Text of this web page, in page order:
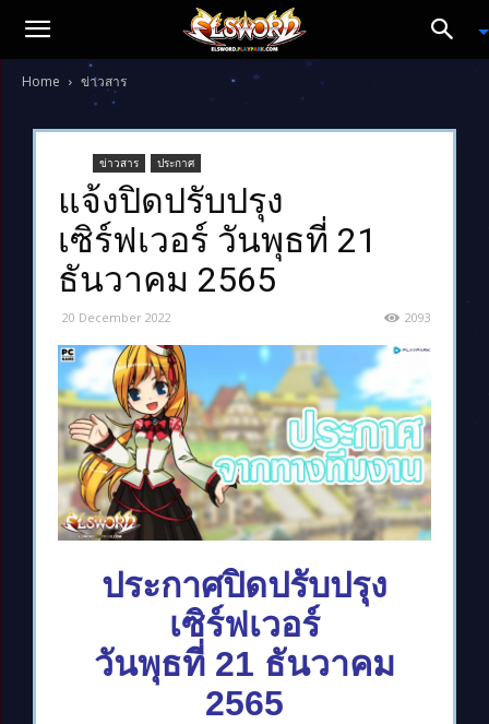
Home ข่าวสาร
ข่าวสาร ประกาศ
แจ้งปิดปรับปรุง
เซิร์ฟเวอร์ วันพุธที่ 21
ธันวาคม 2565
20 December 2022 2093
ประกาศปิดปรับปรุง
เซิร์ฟเวอร์
วันพุธที่ 21 ธันวาคม
2565